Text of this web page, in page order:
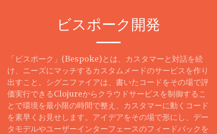
ビスポーク開発
「ビスポーク」(Bespoke)とは、カスタマーと対話を続
け、ニーズにマッチするカスタムメードのサービスを作り
出すこと。シグニファイアは、書いたコードをその場で評
価実行できるClojureからクラウドサービスを制御するこ
とで環境を最小限の時間で整え、カスタマーに動くコード
を素早くお見せします。アイデアをその場で形にし、デー
タモデルやユーザーインターフェースのフィードバックを